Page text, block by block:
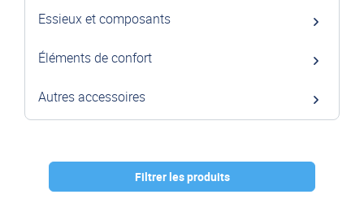
Filtrer les produits
Essieux et composants
Éléments de confort
Autres accessoires